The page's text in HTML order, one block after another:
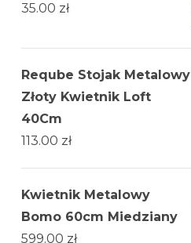
35.00 zł
Reqube Stojak Metalowy
Złoty Kwietnik Loft
40Cm
113.00 zł
Kwietnik Metalowy
Bomo 60cm Miedziany
599.00 zł